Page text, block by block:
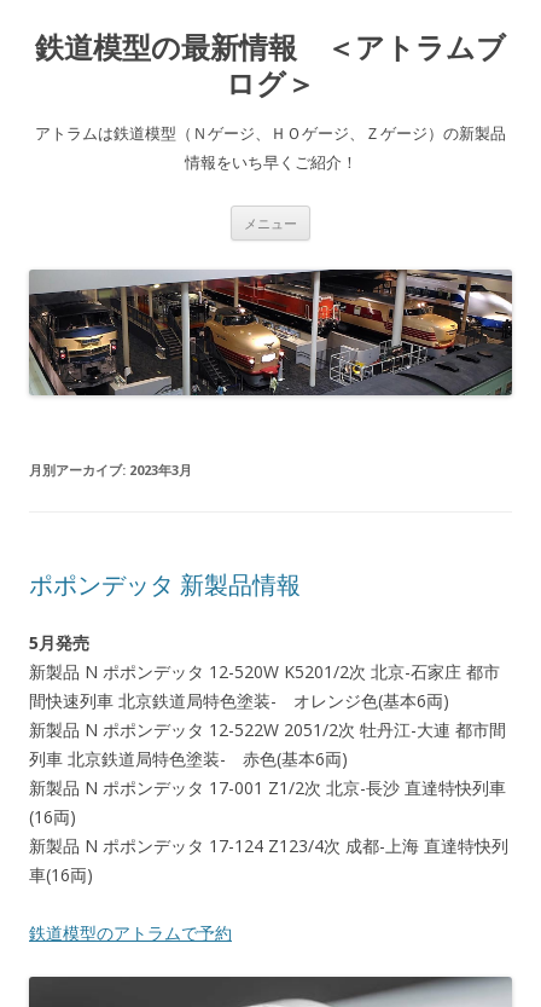
鉄道模型の最新情報 ＜アトラムブ
ログ＞
アトラムは鉄道模型（Ｎゲージ、ＨＯゲージ、Ｚゲージ）の新製品
情報をいち早くご紹介！
メニュー
ン
ツ
へ
ス
キ
ッ
プ
月別アーカイブ: 2023年3月
ポポンデッタ 新製品情報
5月発売
新製品 N ポポンデッタ 12-520W K5201/2次 北京-石家庄 都市
間快速列車 北京鉄道局特色塗装- オレンジ色(基本6両)
新製品 N ポポンデッタ 12-522W 2051/2次 牡丹江-大連 都市間
列車 北京鉄道局特色塗装- 赤色(基本6両)
新製品 N ポポンデッタ 17-001 Z1/2次 北京-長沙 直達特快列車
(16両)
新製品 N ポポンデッタ 17-124 Z123/4次 成都-上海 直達特快列
車(16両)
鉄道模型のアトラムで予約